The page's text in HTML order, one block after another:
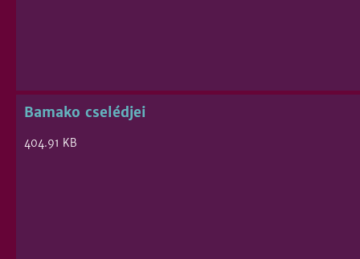
Bamako cselédjei
404.91 KB